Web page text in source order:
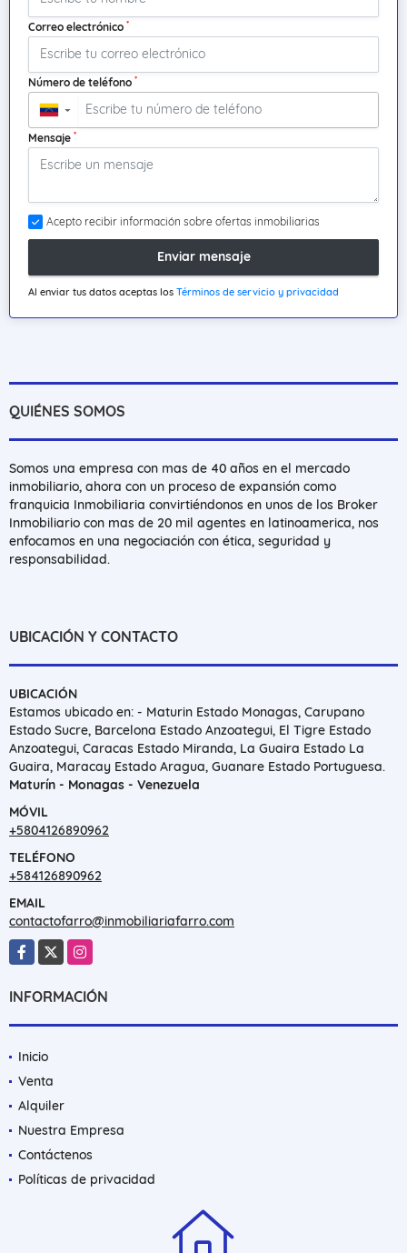
Correo electrónico *
Número de teléfono *
▼
Mensaje *
Acepto recibir información sobre ofertas inmobiliarias
Enviar mensaje
Al enviar tus datos aceptas los Términos de servicio y privacidad
QUIÉNES SOMOS
Somos una empresa con mas de 40 años en el mercado
inmobiliario, ahora con un proceso de expansión como
franquicia Inmobiliaria convirtiéndonos en unos de los Broker
Inmobiliario con mas de 20 mil agentes en latinoamerica, nos
enfocamos en una negociación con ética, seguridad y
responsabilidad.
UBICACIÓN Y CONTACTO
UBICACIÓN
Estamos ubicado en: - Maturin Estado Monagas, Carupano
Estado Sucre, Barcelona Estado Anzoategui, El Tigre Estado
Anzoategui, Caracas Estado Miranda, La Guaira Estado La
Guaira, Maracay Estado Aragua, Guanare Estado Portuguesa.
Maturín - Monagas - Venezuela
MÓVIL
+5804126890962
TELÉFONO
+584126890962
EMAIL
contactofarro@inmobiliariafarro.com
Facebook
X Instagram
INFORMACIÓN
Inicio
Venta
Alquiler
Nuestra Empresa
Contáctenos
Políticas de privacidad